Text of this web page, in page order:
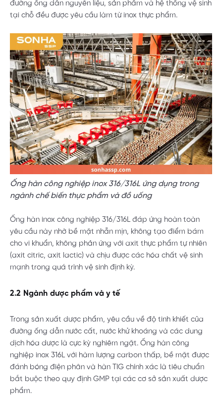
đường ống dẫn nguyên liệu, sản phẩm và hệ thống vệ sinh
tại chỗ đều được yêu cầu làm từ inox thực phẩm.
Ống hàn công nghiệp inox 316/316L ứng dụng trong
ngành chế biến thực phẩm và đồ uống
Ống hàn inox công nghiệp 316/316L đáp ứng hoàn toàn
yêu cầu này nhờ bề mặt nhẵn mịn, không tạo điểm bám
cho vi khuẩn, không phản ứng với axit thực phẩm tự nhiên
(axit citric, axit lactic) và chịu được các hóa chất vệ sinh
mạnh trong quá trình vệ sinh định kỳ.
2.2 Ngành dược phẩm và y tế
Trong sản xuất dược phẩm, yêu cầu về độ tinh khiết của
đường ống dẫn nước cất, nước khử khoáng và các dung
dịch hóa dược là cực kỳ nghiêm ngặt. Ống hàn công
nghiệp inox 316L với hàm lượng carbon thấp, bề mặt được
đánh bóng điện phân và hàn TIG chính xác là tiêu chuẩn
bắt buộc theo quy định GMP tại các cơ sở sản xuất dược
phẩm.